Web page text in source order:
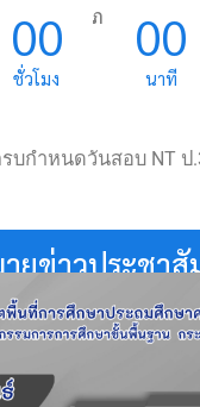
วันที่ 28 กุมภาพันธ์ 2567
00
ชั่วโมง
00
นาที
บกำหนดวันสอบ NT ป
ยข่าวประชา